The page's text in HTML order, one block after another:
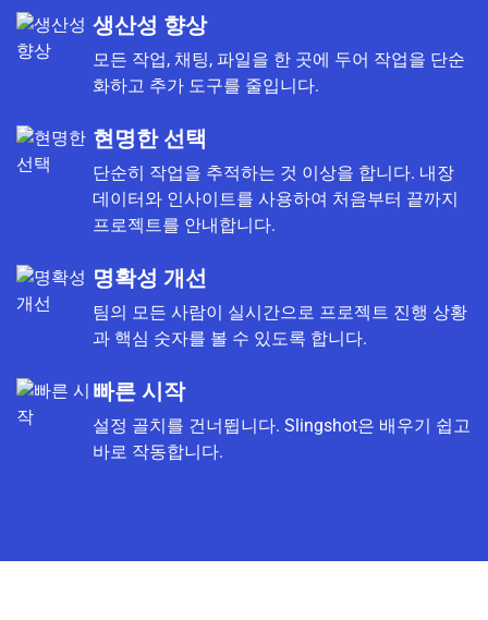
생산성 향상
모든 작업, 채팅, 파일을 한 곳에 두어 작업을 단순
화하고 추가 도구를 줄입니다.
현명한 선택
단순히 작업을 추적하는 것 이상을 합니다. 내장
데이터와 인사이트를 사용하여 처음부터 끝까지
프로젝트를 안내합니다.
명확성 개선
팀의 모든 사람이 실시간으로 프로젝트 진행 상황
과 핵심 숫자를 볼 수 있도록 합니다.
빠른 시작
설정 골치를 건너뜁니다. Slingshot은 배우기 쉽고
바로 작동합니다.